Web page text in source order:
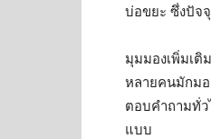
บ่อขยะ ซึ่งปัจ
มุมมองเพิ่มเติ
หลายคนมักมอ
ตอบคำถามทั่
แบบ